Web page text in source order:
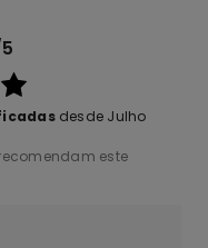
desde Julho
este